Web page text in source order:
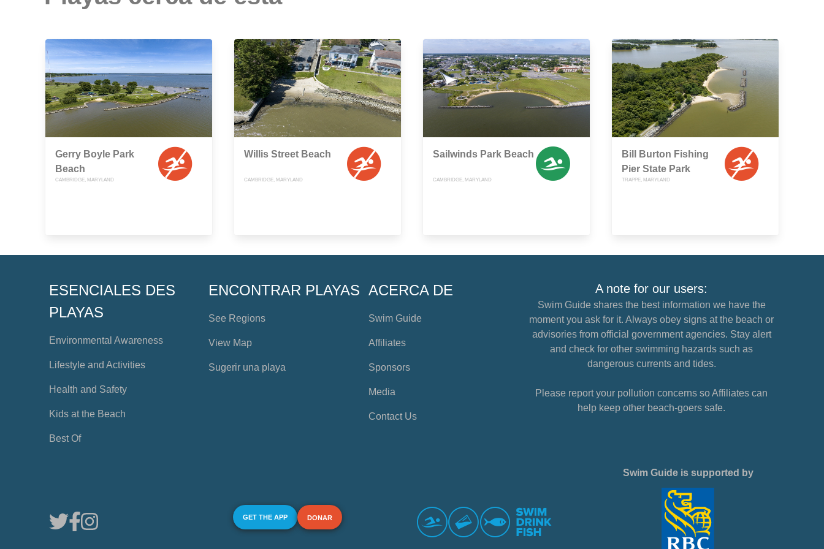
Gerry Boyle Park
Beach
CAMBRIDGE, MARYLAND
Willis Street Beach
CAMBRIDGE, MARYLAND
Sailwinds Park Beach
CAMBRIDGE, MARYLAND
Bill Burton Fishing
Pier State Park
TRAPPE, MARYLAND
ESENCIALES DES
PLAYAS
Environmental Awareness
Lifestyle and Activities
Health and Safety
Kids at the Beach
Best Of
ENCONTRAR PLAYAS
See Regions
View Map
Sugerir una playa
ACERCA DE
Swim Guide
Affiliates
Sponsors
Media
Contact Us
A note for our users:
Swim Guide shares the best information we have the
moment you ask for it. Always obey signs at the beach or
advisories from official government agencies. Stay alert
and check for other swimming hazards such as
dangerous currents and tides.
Please report your pollution concerns so Affiliates can
help keep other beach-goers safe.
GET THE APP DONAR
Swim Guide is supported by